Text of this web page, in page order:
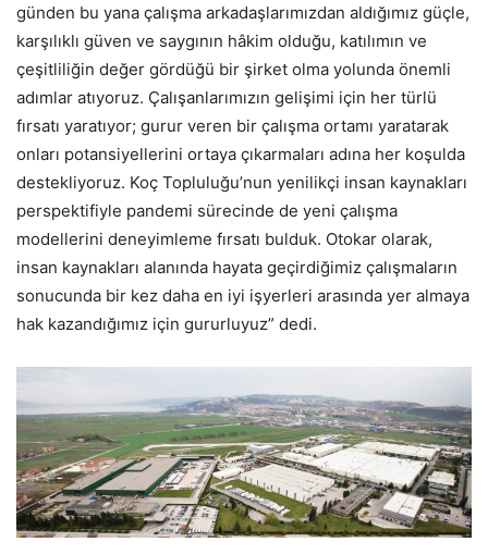
günden bu yana çalışma arkadaşlarımızdan aldığımız güçle,
karşılıklı güven ve saygının hâkim olduğu, katılımın ve
çeşitliliğin değer gördüğü bir şirket olma yolunda önemli
adımlar atıyoruz. Çalışanlarımızın gelişimi için her türlü
fırsatı yaratıyor; gurur veren bir çalışma ortamı yaratarak
onları potansiyellerini ortaya çıkarmaları adına her koşulda
destekliyoruz. Koç Topluluğu’nun yenilikçi insan kaynakları
perspektifiyle pandemi sürecinde de yeni çalışma
modellerini deneyimleme fırsatı bulduk. Otokar olarak,
insan kaynakları alanında hayata geçirdiğimiz çalışmaların
sonucunda bir kez daha en iyi işyerleri arasında yer almaya
hak kazandığımız için gururluyuz” dedi.